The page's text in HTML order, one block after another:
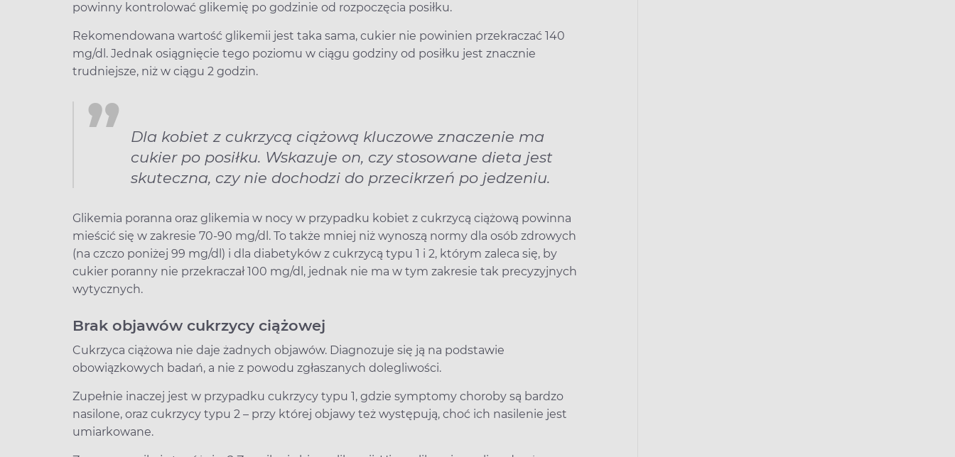
powinny kontrolować glikemię po godzinie od rozpoczęcia posiłku.
Rekomendowana wartość glikemii jest taka sama, cukier nie powinien przekraczać 140
mg/dl. Jednak osiągnięcie tego poziomu w ciągu godziny od posiłku jest znacznie
trudniejsze, niż w ciągu 2 godzin.
Dla kobiet z cukrzycą ciążową kluczowe znaczenie ma
cukier po posiłku. Wskazuje on, czy stosowane dieta jest
skuteczna, czy nie dochodzi do przecikrzeń po jedzeniu.
Glikemia poranna oraz glikemia w nocy w przypadku kobiet z cukrzycą ciążową powinna
mieścić się w zakresie 70-90 mg/dl. To także mniej niż wynoszą normy dla osób zdrowych
(na czczo poniżej 99 mg/dl) i dla diabetyków z cukrzycą typu 1 i 2, którym zaleca się, by
cukier poranny nie przekraczał 100 mg/dl, jednak nie ma w tym zakresie tak precyzyjnych
wytycznych.
Brak objawów cukrzycy ciążowej
Cukrzyca ciążowa nie daje żadnych objawów. Diagnozuje się ją na podstawie
obowiązkowych badań, a nie z powodu zgłaszanych dolegliwości.
Zupełnie inaczej jest w przypadku cukrzycy typu 1, gdzie symptomy choroby są bardzo
nasilone, oraz cukrzycy typu 2 – przy której objawy też występują, choć ich nasilenie jest
umiarkowane.